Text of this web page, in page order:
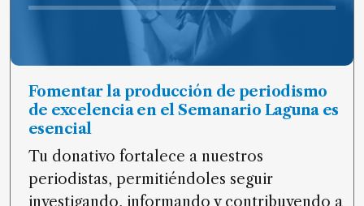
Fomentar la producción de periodismo
de excelencia en el Semanario Laguna es
esencial
Tu donativo fortalece a nuestros
periodistas, permitiéndoles seguir
investigando, informando y contribuyendo a